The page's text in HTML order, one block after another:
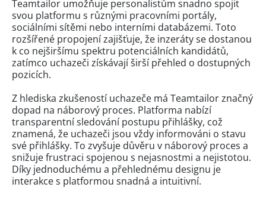
Teamtailor umožňuje personalistům snadno spojit
svou platformu s různými pracovními portály,
sociálními sítěmi nebo interními databázemi. Toto
rozšířené propojení zajišťuje, že inzeráty se dostanou
k co nejširšímu spektru potenciálních kandidátů,
zatímco uchazeči získávají širší přehled o dostupných
pozicích.
Z hlediska zkušeností uchazeče má Teamtailor značný
dopad na náborový proces. Platforma nabízí
transparentní sledování postupu přihlášky, což
znamená, že uchazeči jsou vždy informováni o stavu
své přihlášky. To zvyšuje důvěru v náborový proces a
snižuje frustraci spojenou s nejasnostmi a nejistotou.
Díky jednoduchému a přehlednému designu je
interakce s platformou snadná a intuitivní.